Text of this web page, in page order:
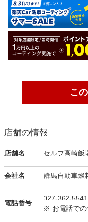
こ
店舗の情報
店舗名 セルフ高崎飯
会社名 群馬自動車燃
電話番号
027-362-5541
※ お電話での